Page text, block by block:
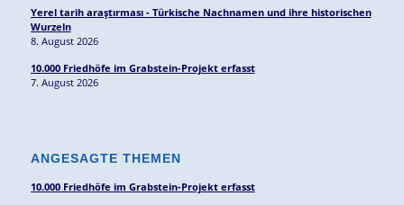
Yerel tarih araştırması - Türkische Nachnamen und ihre historischen
Wurzeln
8. August 2026
10.000 Friedhöfe im Grabstein-Projekt erfasst
7. August 2026
ANGESAGTE THEMEN
10.000 Friedhöfe im Grabstein-Projekt erfasst